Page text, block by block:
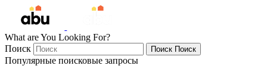
What are You Looking For?
Поиск
Поиск Поиск
Популярные поисковые запросы